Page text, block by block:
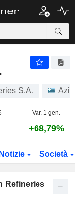
S.A.
Var. 1 gen.
+68,79%
Notizie Società
Refineries